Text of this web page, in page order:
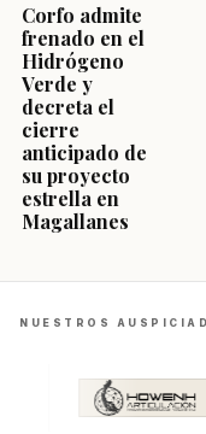
Corfo admite
frenado en el
Hidrógeno
Verde y
decreta el
cierre
anticipado de
su proyecto
estrella en
Magallanes
NUESTROS